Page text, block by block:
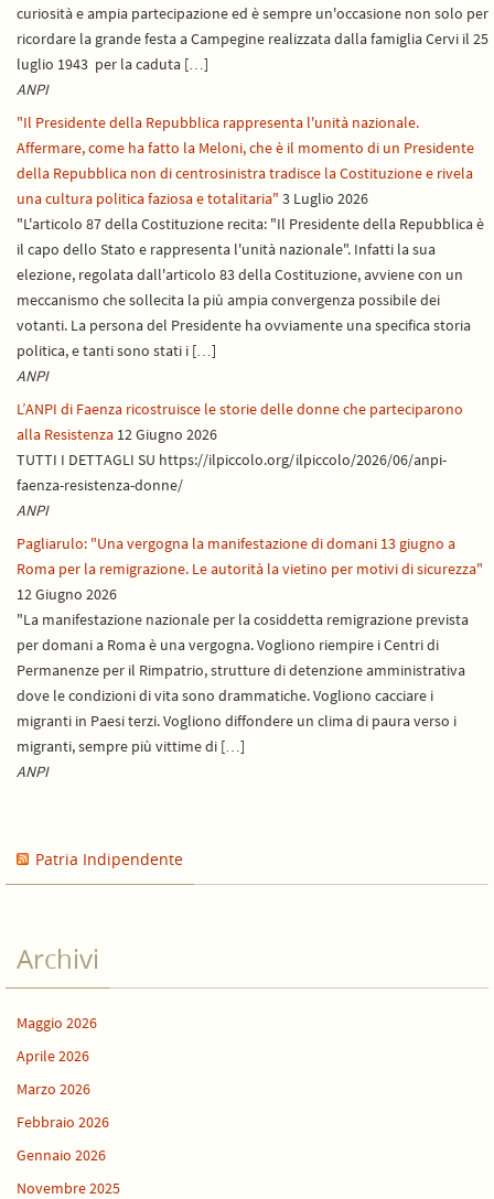
curiosità e ampia partecipazione ed è sempre un'occasione non solo per
ricordare la grande festa a Campegine realizzata dalla famiglia Cervi il 25
luglio 1943 per la caduta […]
ANPI
"Il Presidente della Repubblica rappresenta l'unità nazionale.
Affermare, come ha fatto la Meloni, che è il momento di un Presidente
della Repubblica non di centrosinistra tradisce la Costituzione e rivela
una cultura politica faziosa e totalitaria" 3 Luglio 2026
"L'articolo 87 della Costituzione recita: "Il Presidente della Repubblica è
il capo dello Stato e rappresenta l'unità nazionale". Infatti la sua
elezione, regolata dall'articolo 83 della Costituzione, avviene con un
meccanismo che sollecita la più ampia convergenza possibile dei
votanti. La persona del Presidente ha ovviamente una specifica storia
politica, e tanti sono stati i […]
ANPI
L’ANPI di Faenza ricostruisce le storie delle donne che parteciparono
alla Resistenza 12 Giugno 2026
TUTTI I DETTAGLI SU https://ilpiccolo.org/ilpiccolo/2026/06/anpi-
faenza-resistenza-donne/
ANPI
Pagliarulo: "Una vergogna la manifestazione di domani 13 giugno a
Roma per la remigrazione. Le autorità la vietino per motivi di sicurezza"
12 Giugno 2026
"La manifestazione nazionale per la cosiddetta remigrazione prevista
per domani a Roma è una vergogna. Vogliono riempire i Centri di
Permanenze per il Rimpatrio, strutture di detenzione amministrativa
dove le condizioni di vita sono drammatiche. Vogliono cacciare i
migranti in Paesi terzi. Vogliono diffondere un clima di paura verso i
migranti, sempre più vittime di […]
ANPI
Patria Indipendente
Archivi
Maggio 2026
Aprile 2026
Marzo 2026
Febbraio 2026
Gennaio 2026
Novembre 2025